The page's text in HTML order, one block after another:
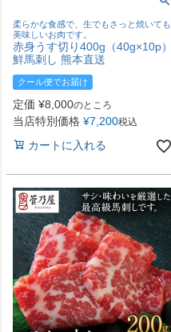
柔らかな食感で、生でもさっと焼いても
美味しいお肉です。
赤身うす切り400g（40g×10p）
鮮馬刺し 熊本直送
クール便でお届け
定価 ¥8,000のところ
当店特別価格 ¥7,200税込
カートに入れる